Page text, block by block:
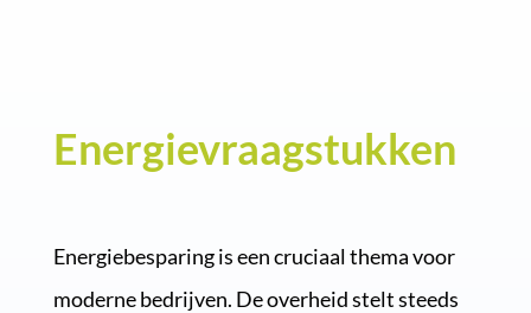
Energievraagstukken
Energiebesparing is een cruciaal thema voor
moderne bedrijven. De overheid stelt steeds